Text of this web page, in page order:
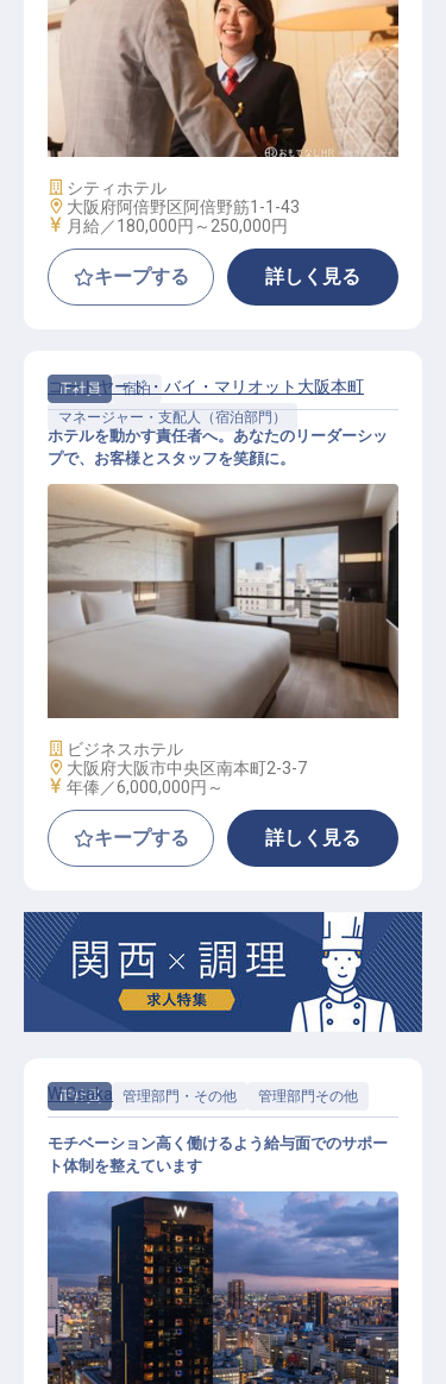
オペレーター
施設業態
シティホテル
勤務地
大阪府阿倍野区阿倍野筋1-1-43
給与
月給／180,000円～ 250,000円
キープする 詳しく見る
正社員
宿泊
マネージャー・支配人（宿泊部門）
オペレーションマネージャー
コートヤード・バイ・マリオット大阪本町
ホテルを動かす責任者へ。あなたのリーダーシッ
プで、お客様とスタッフを笑顔に。
施設業態
ビジネスホテル
勤務地
大阪府大阪市中央区南本町2-3-7
給与
年俸／6,000,000円～
キープする 詳しく見る
正社員 管理部門・その他 管理部門その他
オペレーター
W Osaka
モチベーション高く働けるよう給与面でのサポー
ト体制を整えています